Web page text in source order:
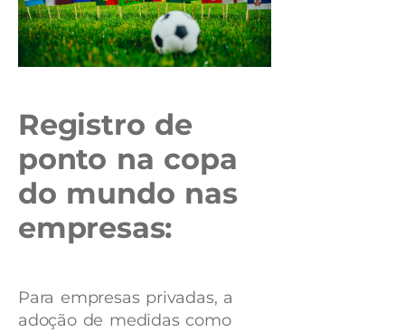
Registro de
ponto na copa
do mundo nas
empresas:
Para empresas privadas, a
adoção de medidas como